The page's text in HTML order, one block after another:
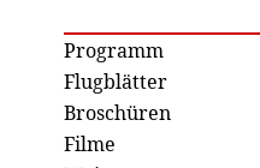
Programm
Flugblätter
Broschüren
Filme